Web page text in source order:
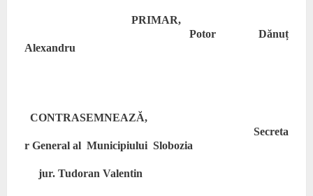
PRIMAR,
Potor Dănuț
Alexandru
CONTRASEMNEAZĂ,
Secreta
r General al Municipiului Slobozia
jur. Tudoran Valentin